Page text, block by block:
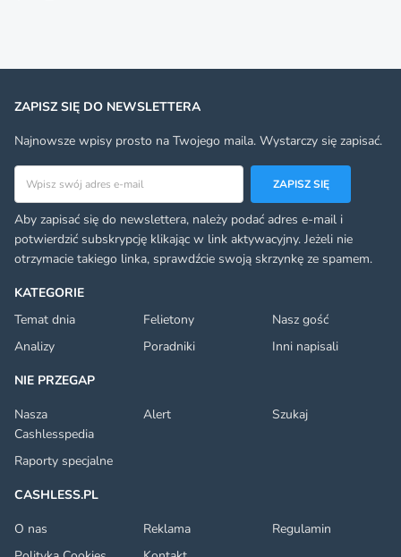
KATEGORIE
Temat dnia
Felietony
Nasz gość
Analizy
Poradniki
Inni napisali
NIE PRZEGAP
Nasza
Cashlesspedia
Alert Szukaj
Raporty specjalne
CASHLESS.PL
O nas
Reklama
Regulamin
ZAPISZ SIĘ DO NEWSLETTERA
Najnowsze wpisy prosto na Twojego maila. Wystarczy się zapisać.
ZAPISZ SIĘ
Aby zapisać się do newslettera, należy podać adres e-mail i
potwierdzić subskrypcję klikając w link aktywacyjny. Jeżeli nie
otrzymacie takiego linka, sprawdźcie swoją skrzynkę ze spamem.